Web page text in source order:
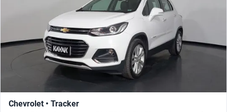
Chevrolet • Tracker